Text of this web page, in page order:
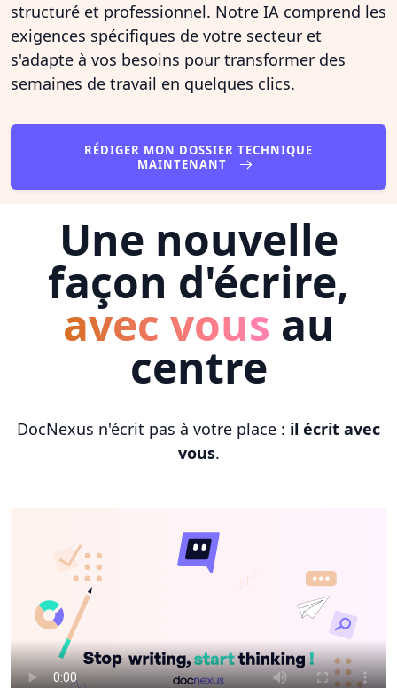
structuré et professionnel. Notre IA comprend les
exigences spécifiques de votre secteur et
s'adapte à vos besoins pour transformer des
semaines de travail en quelques clics.
RÉDIGER MON DOSSIER TECHNIQUE
MAINTENANT
Une nouvelle
façon d'écrire,
avec vous au
centre
DocNexus n'écrit pas à votre place : il écrit avec
vous.